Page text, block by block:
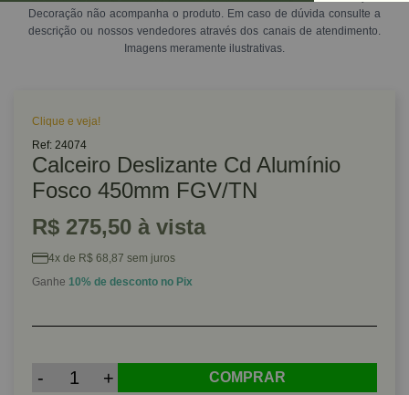
Decoração não acompanha o produto. Em caso de dúvida consulte a
descrição ou nossos vendedores através dos canais de atendimento.
Imagens meramente ilustrativas.
Clique e veja!
Ref: 24074
Calceiro Deslizante Cd Alumínio
Fosco 450mm FGV/TN
R$ 275,50 à vista
4x de R$ 68,87 sem juros
Ganhe 10% de desconto no Pix
- + COMPRAR